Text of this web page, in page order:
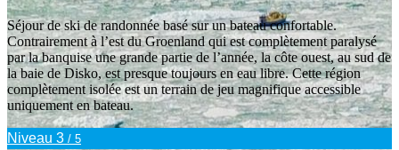
Séjour de ski de randonnée basé sur un bateau confortable.
Contrairement à l’est du Groenland qui est complètement paralysé
par la banquise une grande partie de l’année, la côte ouest, au sud de
la baie de Disko, est presque toujours en eau libre. Cette région
complètement isolée est un terrain de jeu magnifique accessible
uniquement en bateau.
Niveau 3 / 5